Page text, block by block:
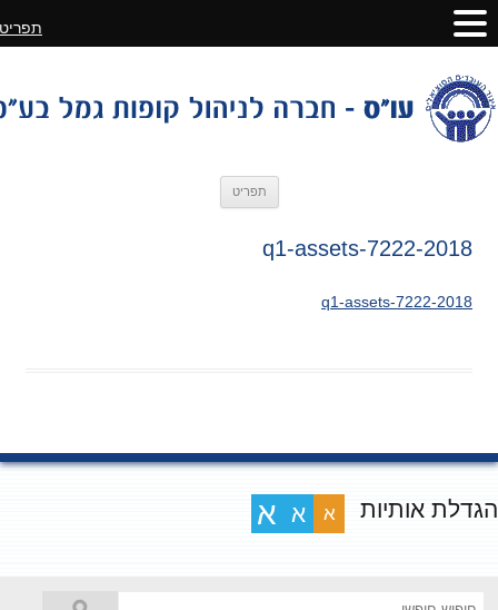
תפריט
2018-q1-assets-7222
2018-q1-assets-7222
אותיות א א א
תפריט